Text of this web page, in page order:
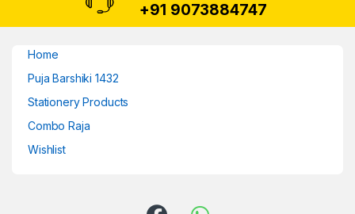
+91 9073884747
Home
Puja Barshiki 1432
Stationery Products
Combo Raja
Wishlist